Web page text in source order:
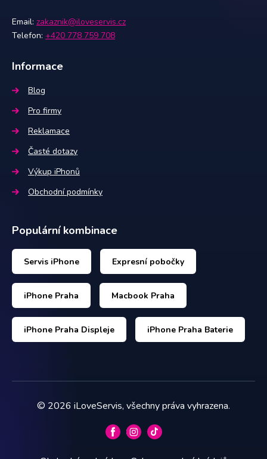
Email: zakaznik@iloveservis.cz
Telefon: +420 778 759 708
Informace
Blog
Pro firmy
Reklamace
Časté dotazy
Výkup iPhonů
Obchodní podmínky
Populární kombinace
Servis iPhone Expresní pobočky
iPhone Praha Macbook Praha
iPhone Praha Displeje iPhone Praha Baterie
© 2026 iLoveServis, všechny práva vyhrazena.